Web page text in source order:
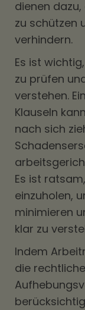
dienen
zu schützen
verhindern.
Es ist
zu prüfen
verstehen.
Klauseln
nach sich
Es ist
einzuholen,
minimieren
klar zu
Indem
die